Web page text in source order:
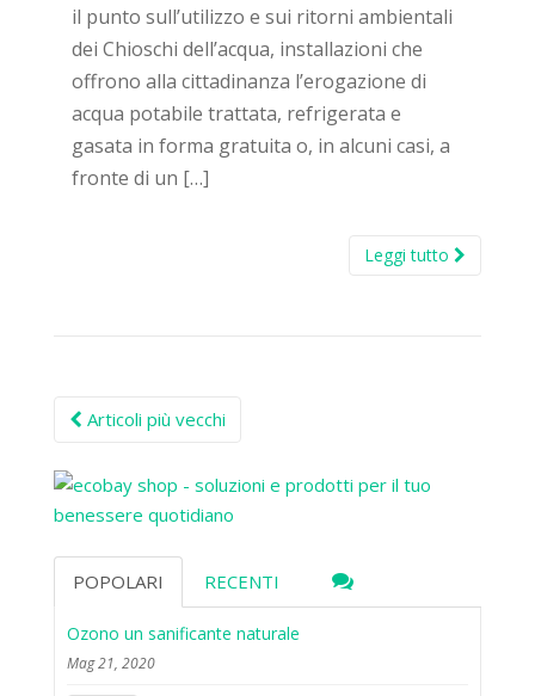
il punto sull’utilizzo e sui ritorni ambientali
dei Chioschi dell’acqua, installazioni che
offrono alla cittadinanza l’erogazione di
acqua potabile trattata, refrigerata e
gasata in forma gratuita o, in alcuni casi, a
fronte di un […]
Leggi tutto
Posts
navigation
Articoli più vecchi
POPOLARI RECENTI
Ozono un sanificante naturale
Mag 21, 2020